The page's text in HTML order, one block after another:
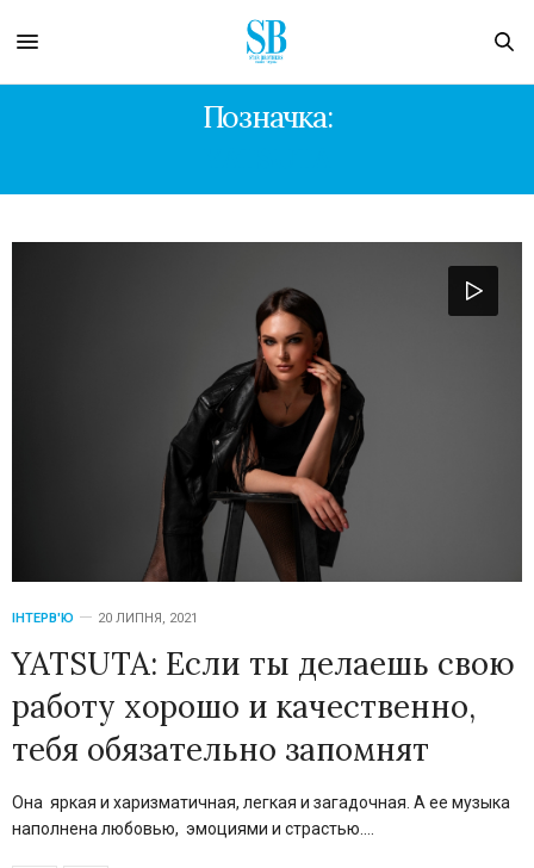
Позначка:
ІНТЕРВ'Ю 20 ЛИПНЯ, 2021
YATSUTA: Если ты делаешь свою
работу хорошо и качественно,
тебя обязательно запомнят
Она яркая и харизматичная, легкая и загадочная. А ее музыка
наполнена любовью, эмоциями и страстью.…